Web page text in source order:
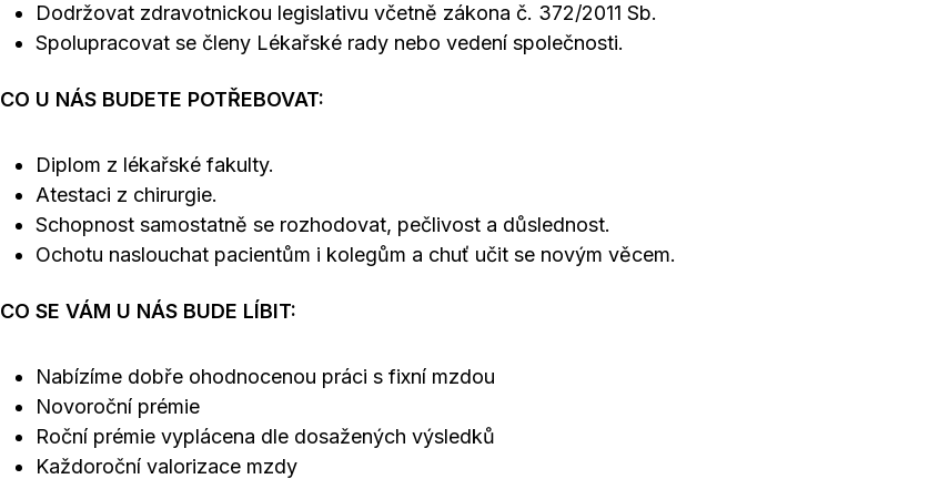
Dodržovat zdravotnickou legislativu včetně zákona č. 372/2011 Sb.
Spolupracovat se členy Lékařské rady nebo vedení společnosti.
CO U NÁS BUDETE POTŘEBOVAT:
Diplom z lékařské fakulty.
Atestaci z chirurgie.
Schopnost samostatně se rozhodovat, pečlivost a důslednost.
Ochotu naslouchat pacientům i kolegům a chuť učit se novým věcem.
CO SE VÁM U NÁS BUDE LÍBIT:
Nabízíme dobře ohodnocenou práci s fixní mzdou
Novoroční prémie
Roční prémie vyplácena dle dosažených výsledků
Každoroční valorizace mzdy